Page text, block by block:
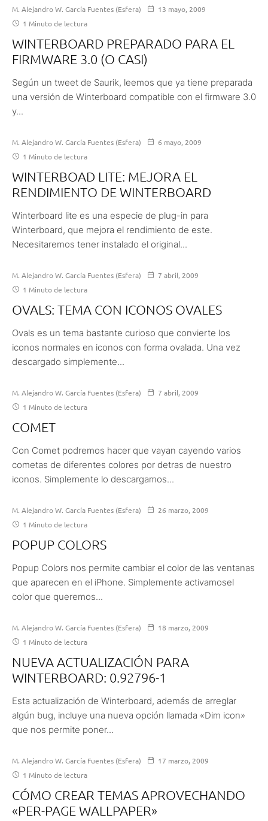
M. Alejandro W. García Fuentes (Esfera)
13 mayo, 2009
1 Minuto de lectura
WINTERBOARD PREPARADO PARA EL
FIRMWARE 3.0 (O CASI)
Según un tweet de Saurik, leemos que ya tiene preparada
una versión de Winterboard compatible con el firmware 3.0
y...
M. Alejandro W. García Fuentes (Esfera)
6 mayo, 2009
1 Minuto de lectura
WINTERBOAD LITE: MEJORA EL
RENDIMIENTO DE WINTERBOARD
Winterboard lite es una especie de plug-in para
Winterboard, que mejora el rendimiento de este.
Necesitaremos tener instalado el original...
M. Alejandro W. García Fuentes (Esfera)
7 abril, 2009
1 Minuto de lectura
OVALS: TEMA CON ICONOS OVALES
Ovals es un tema bastante curioso que convierte los
iconos normales en iconos con forma ovalada. Una vez
descargado simplemente...
M. Alejandro W. García Fuentes (Esfera)
7 abril, 2009
1 Minuto de lectura
COMET
Con Comet podremos hacer que vayan cayendo varios
cometas de diferentes colores por detras de nuestro
iconos. Simplemente lo descargamos...
M. Alejandro W. García Fuentes (Esfera)
26 marzo, 2009
1 Minuto de lectura
POPUP COLORS
Popup Colors nos permite cambiar el color de las ventanas
que aparecen en el iPhone. Simplemente activamosel
color que queremos...
M. Alejandro W. García Fuentes (Esfera)
18 marzo, 2009
1 Minuto de lectura
NUEVA ACTUALIZACIÓN PARA
WINTERBOARD: 0.92796-1
Esta actualización de Winterboard, además de arreglar
algún bug, incluye una nueva opción llamada «Dim icon»
que nos permite poner...
M. Alejandro W. García Fuentes (Esfera)
17 marzo, 2009
1 Minuto de lectura
CÓMO CREAR TEMAS APROVECHANDO
«PER-PAGE WALLPAPER»